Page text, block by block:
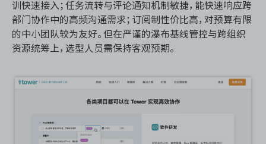
训快速接入；任务流转与评论通知机制敏捷，能快速响应跨
部门协作中的高频沟通需求；订阅制性价比高，对预算有限
的中小团队较为友好。但在严谨的瀑布基线管控与跨组织
资源统筹上，选型人员需保持客观预期。